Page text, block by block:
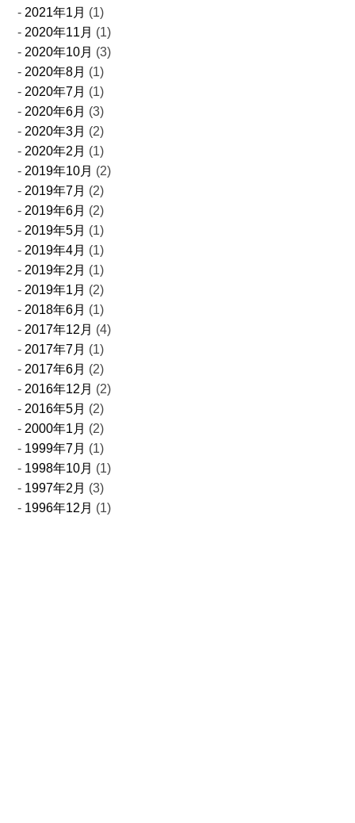
2021年1月 (1)
2020年11月 (1)
2020年10月 (3)
2020年8月 (1)
2020年7月 (1)
2020年6月 (3)
2020年3月 (2)
2020年2月 (1)
2019年10月 (2)
2019年7月 (2)
2019年6月 (2)
2019年5月 (1)
2019年4月 (1)
2019年2月 (1)
2019年1月 (2)
2018年6月 (1)
2017年12月 (4)
2017年7月 (1)
2017年6月 (2)
2016年12月 (2)
2016年5月 (2)
2000年1月 (2)
1999年7月 (1)
1998年10月 (1)
1997年2月 (3)
1996年12月 (1)